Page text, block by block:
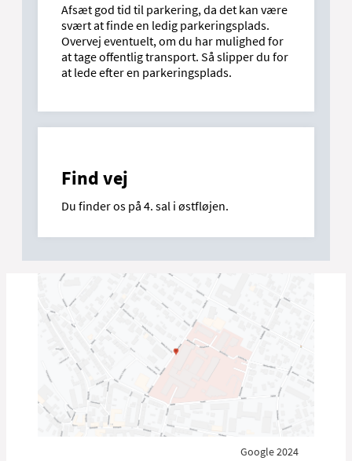
Afsæt god tid til parkering, da det kan være
svært at finde en ledig parkeringsplads.
Overvej eventuelt, om du har mulighed for
at tage offentlig transport. Så slipper du for
at lede efter en parkeringsplads.
Find vej
Du finder os på 4. sal i østfløjen.
Google 2024